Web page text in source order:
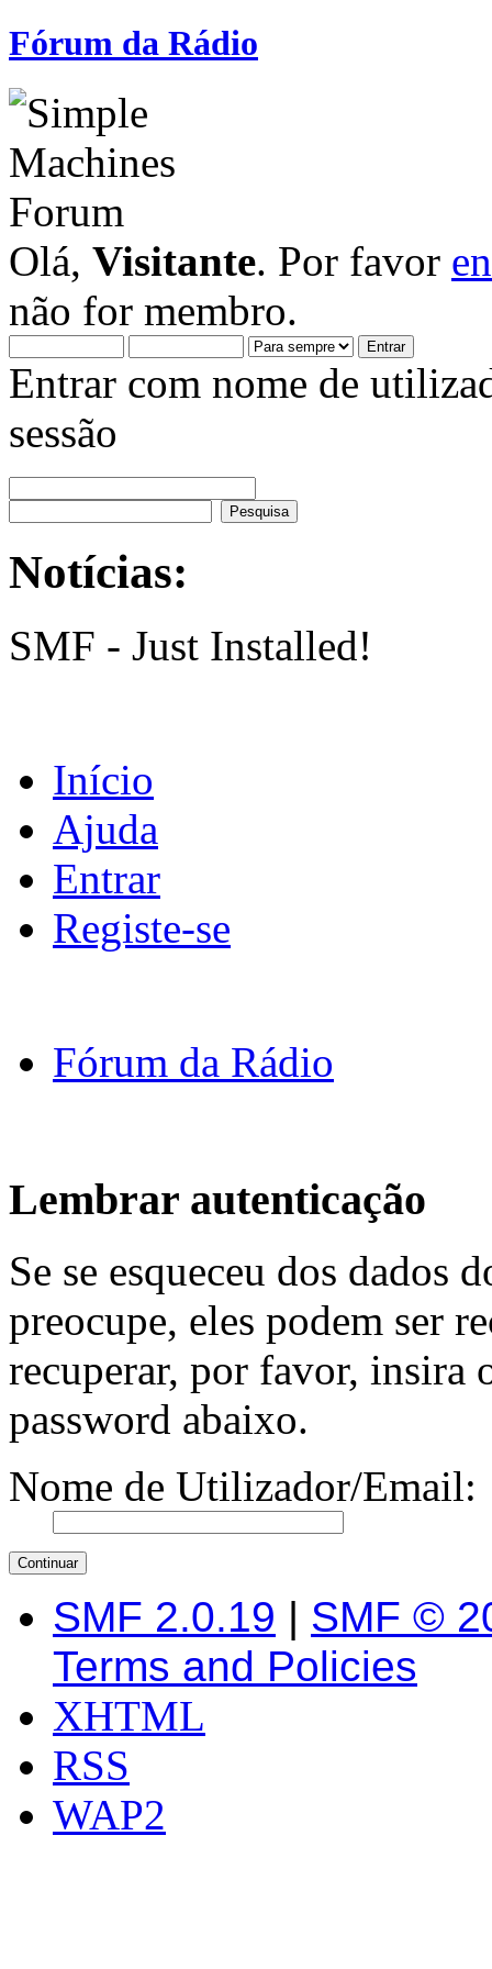
Fórum da Rádio
Olá, Visitante. Por favor
não for membro.
Entrar com nome de
sessão
Notícias:
SMF - Just Installed!
Início
Ajuda
Entrar
Registe-se
Fórum da Rádio
Lembrar autenticação
Se se esqueceu dos dados
preocupe, eles podem ser
recuperar, por favor, insira
password abaixo.
Nome de Utilizador/Email:
SMF 2.0.19 | SMF ©
Terms and Policies
XHTML
RSS
WAP2